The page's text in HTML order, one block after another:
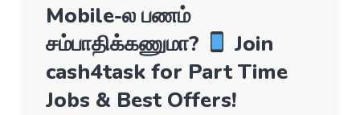
Mobile-ல பணம்
சம்பாதிக்கணுமா?
Join
cash4task for Part Time
Jobs & Best Offers!